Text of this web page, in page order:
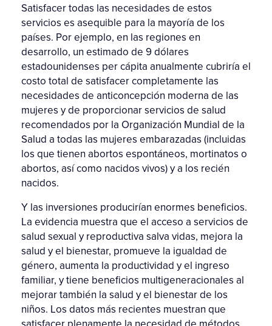
Satisfacer todas las necesidades de estos
servicios es asequible para la mayoría de los
países. Por ejemplo, en las regiones en
desarrollo, un estimado de 9 dólares
estadounidenses per cápita anualmente cubriría el
costo total de satisfacer completamente las
necesidades de anticoncepción moderna de las
mujeres y de proporcionar servicios de salud
recomendados por la Organización Mundial de la
Salud a todas las mujeres embarazadas (incluidas
los que tienen abortos espontáneos, mortinatos o
abortos, así como nacidos vivos) y a los recién
nacidos.
Y las inversiones producirían enormes beneficios.
La evidencia muestra que el acceso a servicios de
salud sexual y reproductiva salva vidas, mejora la
salud y el bienestar, promueve la igualdad de
género, aumenta la productividad y el ingreso
familiar, y tiene beneficios multigeneracionales al
mejorar también la salud y el bienestar de los
niños. Los datos más recientes muestran que